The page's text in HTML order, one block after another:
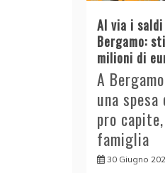
Al via i
Bergamo:
milioni di
A
una
pro
famiglia
30 Giugno